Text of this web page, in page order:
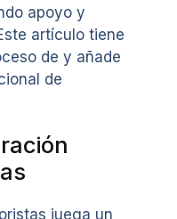
apoyo y
artículo tiene
de y añade
de
juega un